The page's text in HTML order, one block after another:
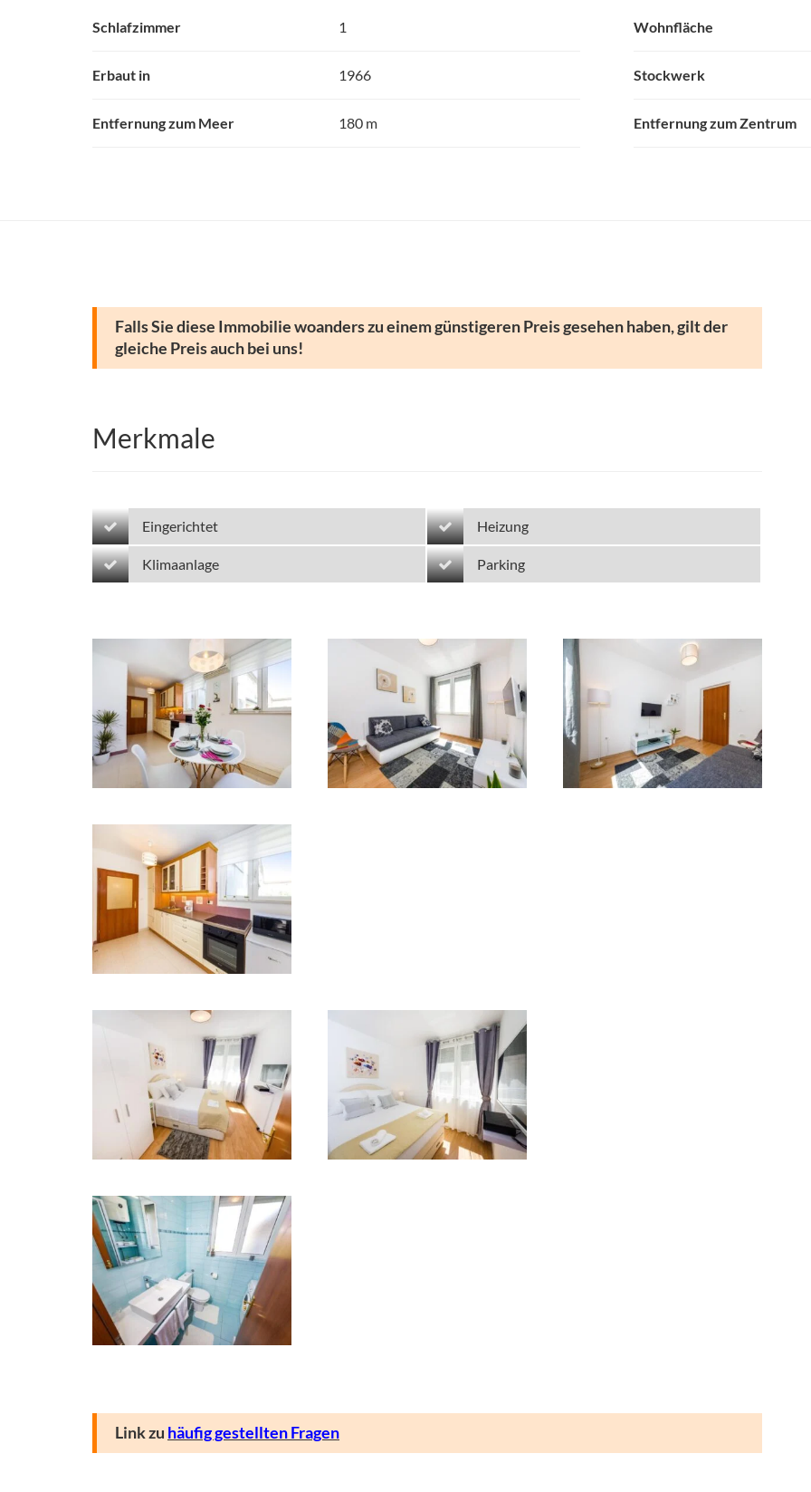
Schlafzimmer 1 Wohnfläche
Erbaut in 1966 Stockwerk
Entfernung zum Meer 180 m Entfernung zum Zentrum
Falls Sie diese Immobilie woanders zu einem günstigeren Preis gesehen haben, gilt der
gleiche Preis auch bei uns!
Merkmale
Eingerichtet Heizung
Klimaanlage Parking
Link zu häufig gestellten Fragen